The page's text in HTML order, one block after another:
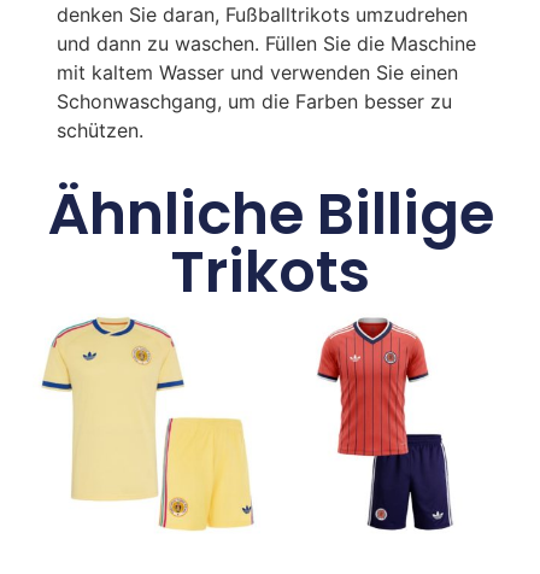
denken Sie daran, Fußballtrikots umzudrehen
und dann zu waschen. Füllen Sie die Maschine
mit kaltem Wasser und verwenden Sie einen
Schonwaschgang, um die Farben besser zu
schützen.
Ähnliche Billige
Trikots